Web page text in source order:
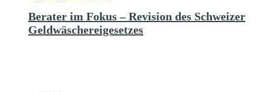
Berater im Fokus – Revision des Schweizer
Geldwäschereigesetzes